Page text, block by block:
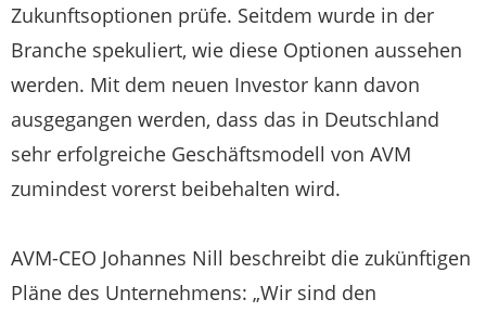
Zukunftsoptionen prüfe. Seitdem wurde in der
Branche spekuliert, wie diese Optionen aussehen
werden. Mit dem neuen Investor kann davon
ausgegangen werden, dass das in Deutschland
sehr erfolgreiche Geschäftsmodell von AVM
zumindest vorerst beibehalten wird.
AVM-CEO Johannes Nill beschreibt die zukünftigen
Pläne des Unternehmens: „Wir sind den